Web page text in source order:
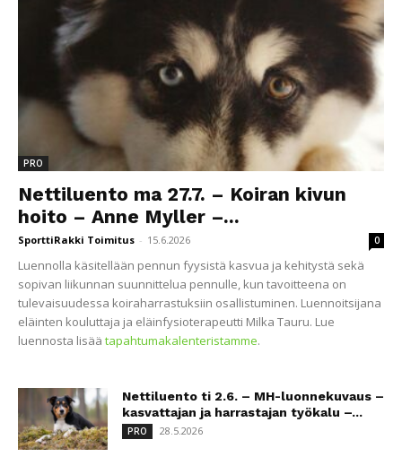
PRO
Nettiluento ma 27.7. – Koiran kivun
hoito – Anne Myller –...
SporttiRakki Toimitus - 15.6.2026 0
Luennolla käsitellään pennun fyysistä kasvua ja kehitystä sekä
sopivan liikunnan suunnittelua pennulle, kun tavoitteena on
tulevaisuudessa koiraharrastuksiin osallistuminen. Luennoitsijana
eläinten kouluttaja ja eläinfysioterapeutti Milka Tauru. Lue
luennosta lisää tapahtumakalenteristamme.
Nettiluento ti 2.6. – MH-luonnekuvaus –
kasvattajan ja harrastajan työkalu –...
PRO 28.5.2026